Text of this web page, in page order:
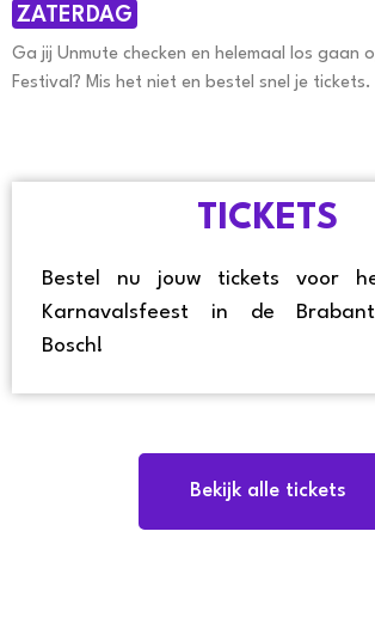
ZATERDAG
Ga jij Unmute checken en helemaal los gaan
Festival? Mis het niet en bestel snel je tickets.
TICKETS
Bestel nu jouw tickets voor
Karnavalsfeest in de
Bosch!
Bekijk alle tickets